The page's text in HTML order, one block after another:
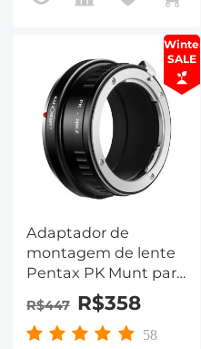
Winter
SALE
Adaptador de
montagem de lente
Pentax PK Munt para
câmera Nikon Z6 Z7
K&F Concept
R$447 R$358
58